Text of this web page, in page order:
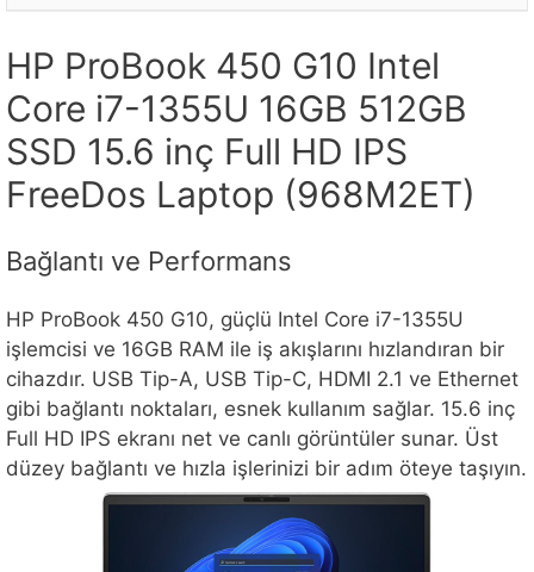
HP ProBook 450 G10 Intel
Core i7-1355U 16GB 512GB
SSD 15.6 inç Full HD IPS
FreeDos Laptop (968M2ET)
Bağlantı ve Performans
HP ProBook 450 G10, güçlü Intel Core i7-1355U
işlemcisi ve 16GB RAM ile iş akışlarını hızlandıran bir
cihazdır. USB Tip-A, USB Tip-C, HDMI 2.1 ve Ethernet
gibi bağlantı noktaları, esnek kullanım sağlar. 15.6 inç
Full HD IPS ekranı net ve canlı görüntüler sunar. Üst
düzey bağlantı ve hızla işlerinizi bir adım öteye taşıyın.